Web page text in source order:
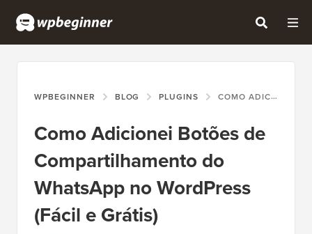
WPBEGINNER BLOG PLUGINS COMO ADICIONEI BOTÕES DE COMPARTILHAMENTO DO WHATSAPP NO WORDPRESS (FÁCIL E GRÁTIS)
Como Adicionei Botões de
Compartilhamento do
WhatsApp no WordPress
(Fácil e Grátis)